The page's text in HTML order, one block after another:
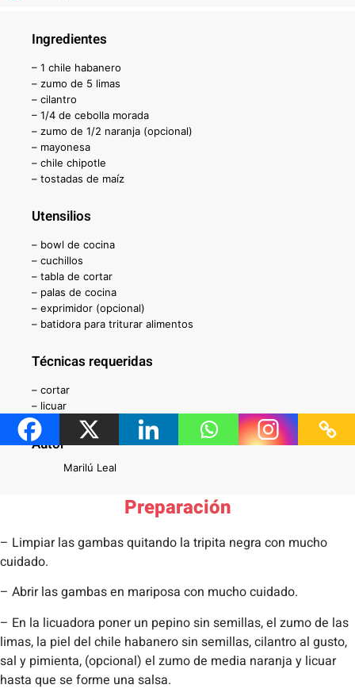
Ingredientes
– 1 chile habanero
– zumo de 5 limas
– cilantro
– 1/4 de cebolla morada
– zumo de 1/2 naranja (opcional)
– mayonesa
– chile chipotle
– tostadas de maíz
Utensilios
– bowl de cocina
– cuchillos
– tabla de cortar
– palas de cocina
– exprimidor (opcional)
– batidora para triturar alimentos
Técnicas requeridas
– cortar
– licuar
– limpiar las gambas
Autor
Marilú Leal
Preparación
– Limpiar las gambas quitando la tripita negra con mucho
cuidado.
– Abrir las gambas en mariposa con mucho cuidado.
– En la licuadora poner un pepino sin semillas, el zumo de las
limas, la piel del chile habanero sin semillas, cilantro al gusto,
sal y pimienta, (opcional) el zumo de media naranja y licuar
hasta que se forme una salsa.